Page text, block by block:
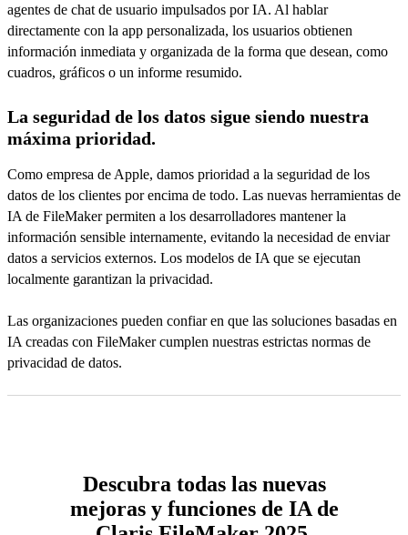
agentes de chat de usuario impulsados por IA. Al hablar
directamente con la app personalizada, los usuarios obtienen
información inmediata y organizada de la forma que desean, como
cuadros, gráficos o un informe resumido.
La seguridad de los datos sigue siendo nuestra
máxima prioridad.
Como empresa de Apple, damos prioridad a la seguridad de los
datos de los clientes por encima de todo. Las nuevas herramientas de
IA de FileMaker permiten a los desarrolladores mantener la
información sensible internamente, evitando la necesidad de enviar
datos a servicios externos. Los modelos de IA que se ejecutan
localmente garantizan la privacidad.
Las organizaciones pueden confiar en que las soluciones basadas en
IA creadas con FileMaker cumplen nuestras estrictas normas de
privacidad de datos.
Descubra todas las nuevas
mejoras y funciones de IA de